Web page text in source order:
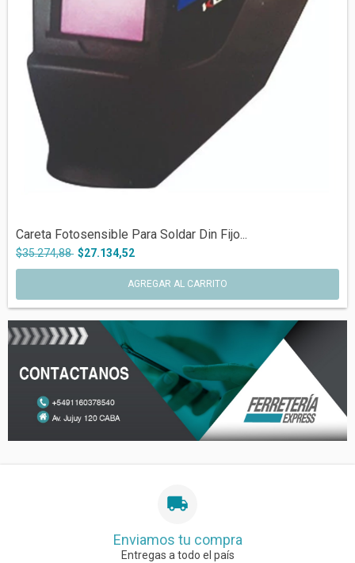
Careta Fotosensible Para Soldar Din Fijo...
$35.274,88 $27.134,52
AGREGAR AL CARRITO
Enviamos tu compra
Entregas a todo el país